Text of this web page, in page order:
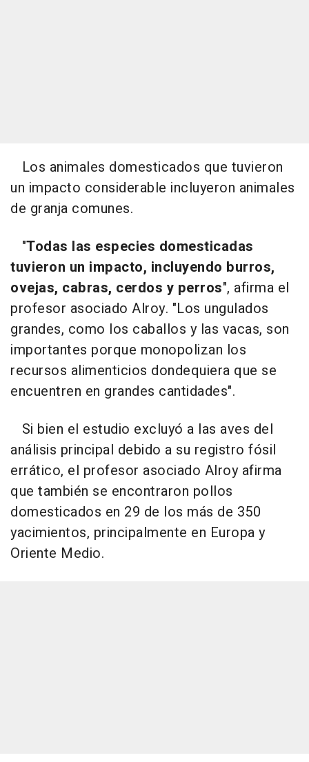
Los animales domesticados que tuvieron
un impacto considerable incluyeron animales
de granja comunes.
"Todas las especies domesticadas
tuvieron un impacto, incluyendo burros,
ovejas, cabras, cerdos y perros", afirma el
profesor asociado Alroy. "Los ungulados
grandes, como los caballos y las vacas, son
importantes porque monopolizan los
recursos alimenticios dondequiera que se
encuentren en grandes cantidades".
Si bien el estudio excluyó a las aves del
análisis principal debido a su registro fósil
errático, el profesor asociado Alroy afirma
que también se encontraron pollos
domesticados en 29 de los más de 350
yacimientos, principalmente en Europa y
Oriente Medio.